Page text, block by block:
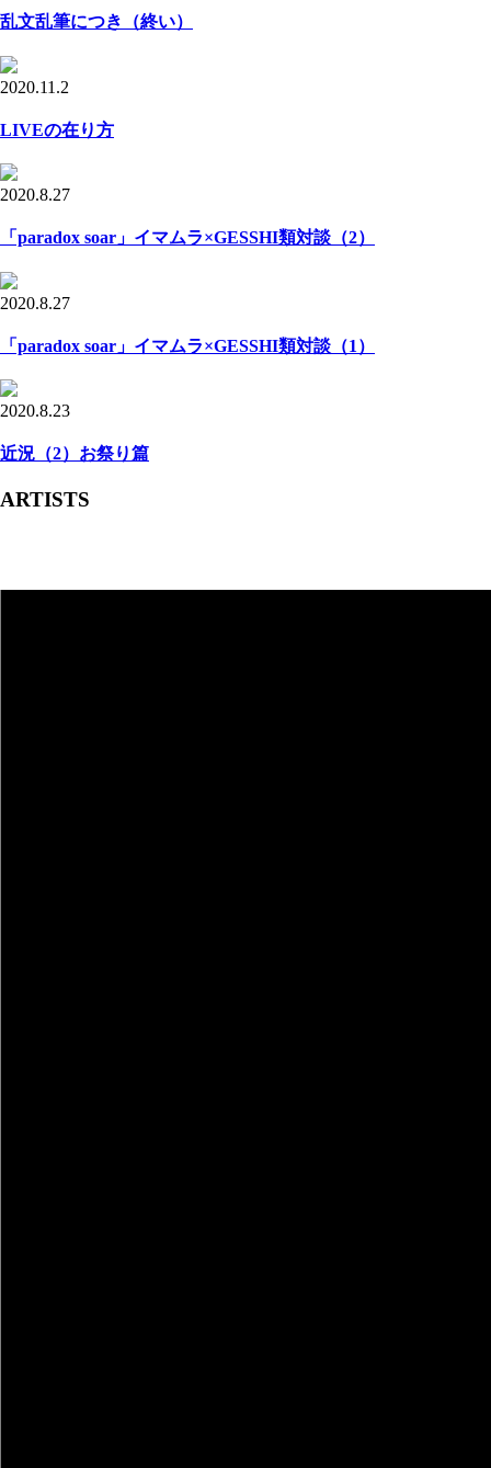
乱文乱筆につき（終い）
2020.11.2
LIVEの在り方
2020.8.27
「paradox soar」イマムラ×GESSHI類対談（2）
2020.8.27
「paradox soar」イマムラ×GESSHI類対談（1）
2020.8.23
近況（2）お祭り篇
ARTISTS